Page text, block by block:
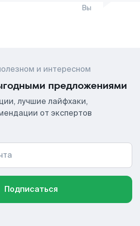
Вы
и интересном
предложениями
лучшие лайфхаки,
от экспертов
Подписаться